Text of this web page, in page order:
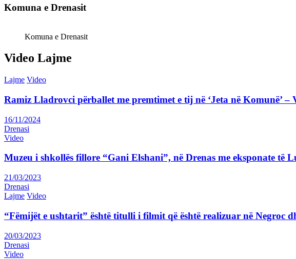
Komuna e Drenasit
Komuna e Drenasit
Video Lajme
Lajme Video
Ramiz Lladrovci përballet me premtimet e tij në ‘Jeta në Komunë’ –
16/11/2024
Drenasi
Video
Muzeu i shkollës fillore “Gani Elshani”, në Drenas me eksponate të
21/03/2023
Drenasi
Lajme Video
“Fëmijët e ushtarit” është titulli i filmit që është realizuar në Negroc
20/03/2023
Drenasi
Video